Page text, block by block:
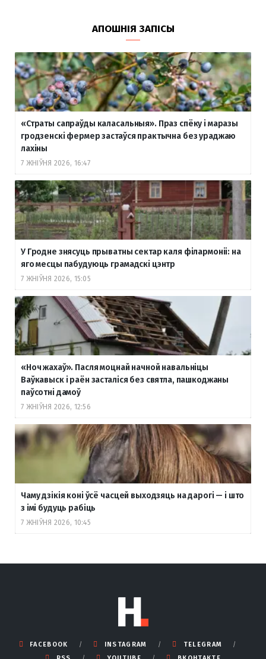
АПОШНІЯ ЗАПІСЫ
«Страты сапраўды каласальныя». Праз спёку і маразы
гродзенскі фермер застаўся практычна без ураджаю
лахіны
7 ЖНІЎНЯ 2026, 16:47
У Гродне знясуць прыватны сектар каля філармоніі: на
яго месцы пабудуюць грамадскі цэнтр
7 ЖНІЎНЯ 2026, 15:05
«Ноч жахаў». Пасля моцнай начной навальніцы
Ваўкавыск і раён засталіся без святла, пашкоджаны
паўсотні дамоў
7 ЖНІЎНЯ 2026, 12:56
Чаму дзікія коні ўсё часцей выходзяць на дарогі — і што
з імі будуць рабіць
7 ЖНІЎНЯ 2026, 10:45
FACEBOOK INSTAGRAM
TELEGRAM